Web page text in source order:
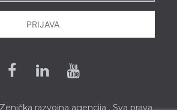
PRIJAVA
Facebook
LinkedinYoutube
razvojna agencija . Sva prava